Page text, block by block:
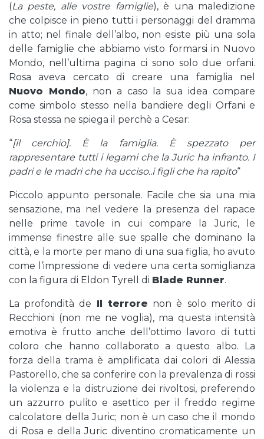
(La peste, alle vostre famiglie), è una maledizione
che colpisce in pieno tutti i personaggi del dramma
in atto; nel finale dell’albo, non esiste più una sola
delle famiglie che abbiamo visto formarsi in Nuovo
Mondo, nell’ultima pagina ci sono solo due orfani.
Rosa aveva cercato di creare una famiglia nel
Nuovo Mondo, non a caso la sua idea compare
come simbolo stesso nella bandiere degli Orfani e
Rosa stessa ne spiega il perchè a Cesar:
“[il cerchio]. È la famiglia. È spezzato per
rappresentare tutti i legami che la Juric ha infranto. I
padri e le madri che ha ucciso..i figli che ha rapito“
Piccolo appunto personale. Facile che sia una mia
sensazione, ma nel vedere la presenza del rapace
nelle prime tavole in cui compare la Juric, le
immense finestre alle sue spalle che dominano la
città, e la morte per mano di una sua figlia, ho avuto
come l’impressione di vedere una certa somiglianza
con la figura di Eldon Tyrell di Blade Runner.
La profondità de Il terrore non è solo merito di
Recchioni (non me ne voglia), ma questa intensità
emotiva è frutto anche dell’ottimo lavoro di tutti
coloro che hanno collaborato a questo albo. La
forza della trama è amplificata dai colori di Alessia
Pastorello, che sa conferire con la prevalenza di rossi
la violenza e la distruzione dei rivoltosi, preferendo
un azzurro pulito e asettico per il freddo regime
calcolatore della Juric; non è un caso che il mondo
di Rosa e della Juric diventino cromaticamente un